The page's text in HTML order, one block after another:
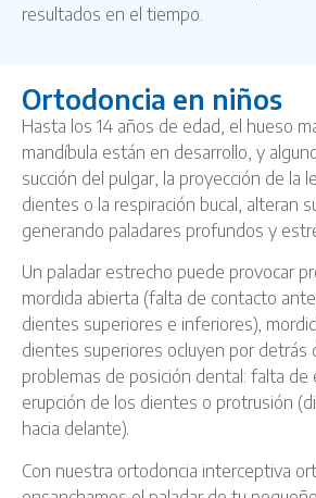
resultados en el tiempo.
Ortodoncia en niños
Hasta los 14 años de edad, el hueso
mandíbula están en desarrollo, y
succión del pulgar, la proyección de la
dientes o la respiración bucal, alteran
generando paladares profundos y
Un paladar estrecho puede provocar
mordida abierta (falta de contacto
dientes superiores e inferiores),
dientes superiores ocluyen por detrás
problemas de posición dental: falta de
erupción de los dientes o protrusión
hacia delante).
Con nuestra ortodoncia interceptiva